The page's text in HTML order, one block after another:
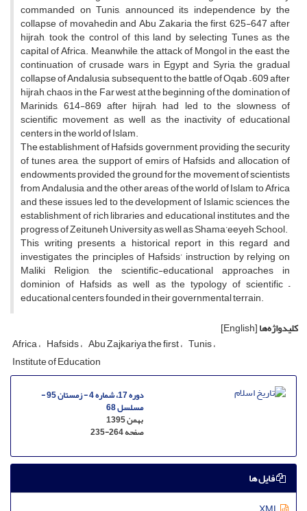
commanded on Tunis, announced its independence by the
collapse of movahedin and Abu Zakaria the first, 625-647 after
hijrah, took the control of this land by selecting Tunes as the
capital of Africa. Meanwhile, the attack of Mongol in the east, the
continuation of crusade wars in Egypt and Syria, the gradual
collapse of Andalusia subsequent to the battle of Oqab – 609 after
hijrah, chaos in the Far west at the beginning of the domination of
Marinids, 614-869 after hijrah, had led to the slowness of
scientific movement as well as the inactivity of educational
centers in the world of Islam.
The establishment of Hafsids government, providing the security
of tunes area, the support of emirs of Hafsids and allocation of
endowments provided the ground for the movement of scientists
from Andalusia and the other areas of the world of Islam to Africa
and these issues led to the development of Islamic sciences, the
establishment of rich libraries and educational institutes, and the
progress of Zeituneh University as well as Shama’eeyeh School.
This writing presents a historical report in this regard and
investigates the principles of Hafsids’ instruction by relying on
Maliki Religion, the scientific-educational approaches in
dominion of Hafsids as well as the typology of scientific –
educational centers founded in their governmental terrain.
کلیدواژه‌ها[English]
Africa Hafsids Abu Zajkariya the first Tunis
Institute of Education
دوره 17، شماره 4 - زمستان 95 -
مسلسل 68
بهمن 1395
صفحه235-264
فایل ها